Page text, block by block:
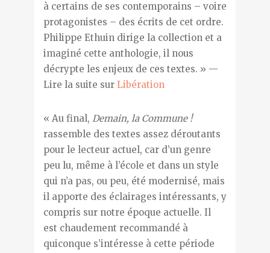
à certains de ses contemporains – voire
protagonistes – des écrits de cet ordre.
Philippe Ethuin dirige la collection et a
imaginé cette anthologie, il nous
décrypte les enjeux de ces textes. » —
Lire la suite sur Libération
« Au final, Demain, la Commune !
rassemble des textes assez déroutants
pour le lecteur actuel, car d’un genre
peu lu, même à l’école et dans un style
qui n’a pas, ou peu, été modernisé, mais
il apporte des éclairages intéressants, y
compris sur notre époque actuelle. Il
est chaudement recommandé à
quiconque s’intéresse à cette période